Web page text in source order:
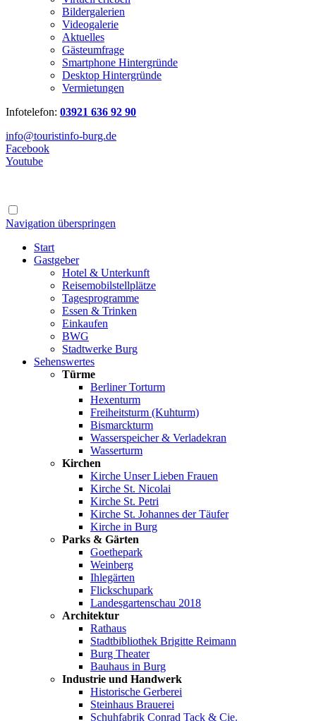
Bildergalerien
Videogalerie
Aktuelles
Gästeumfrage
Smartphone Hintergründe
Desktop Hintergründe
Vermietungen
Infotelefon: 03921 636 92 90
info@touristinfo-burg.de
Facebook
Youtube
Navigation überspringen
Start
Gastgeber
Hotel & Unterkunft
Reisemobilstellplätze
Tagesprogramme
Essen & Trinken
Einkaufen
BWG
Stadtwerke Burg
Sehenswertes
Türme
Berliner Torturm
Hexenturm
Freiheitsturm (Kuhturm)
Bismarckturm
Wasserspeicher & Verladekran
Wasserturm
Kirchen
Kirche Unser Lieben Frauen
Kirche St. Nicolai
Kirche St. Petri
Kirche St. Johannes der Täufer
Kirche in Burg
Parks & Gärten
Goethepark
Weinberg
Ihlegärten
Flickschupark
Landesgartenschau 2018
Architektur
Rathaus
Stadtbibliothek Brigitte Reimann
Burg Theater
Bauhaus in Burg
Industrie und Handwerk
Historische Gerberei
Steinhaus Brauerei
Schuhfabrik Conrad Tack & Cie.